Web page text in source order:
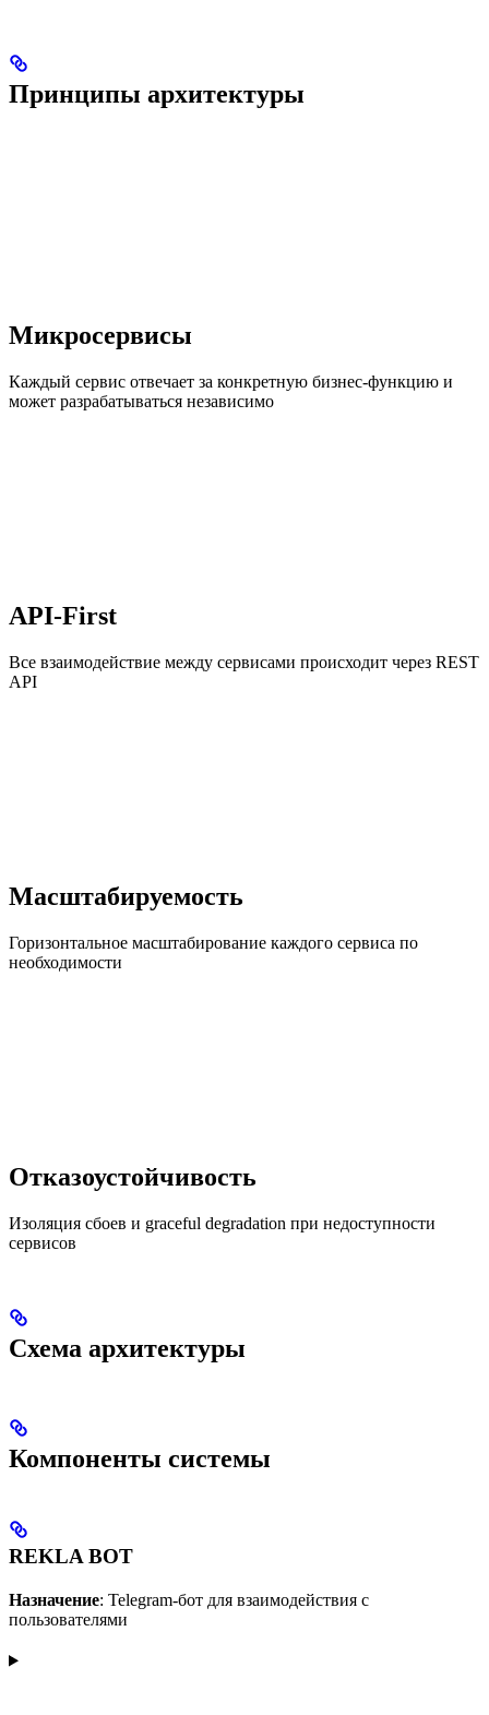
Принципы архитектуры
Микросервисы
Каждый сервис отвечает за конкретную бизнес-функцию и
может разрабатываться независимо
API-First
Все взаимодействие между сервисами происходит через REST
API
Масштабируемость
Горизонтальное масштабирование каждого сервиса по
необходимости
Отказоустойчивость
Изоляция сбоев и graceful degradation при недоступности
сервисов
Схема архитектуры
Компоненты системы
REKLA BOT
Назначение: Telegram-бот для взаимодействия с
пользователями